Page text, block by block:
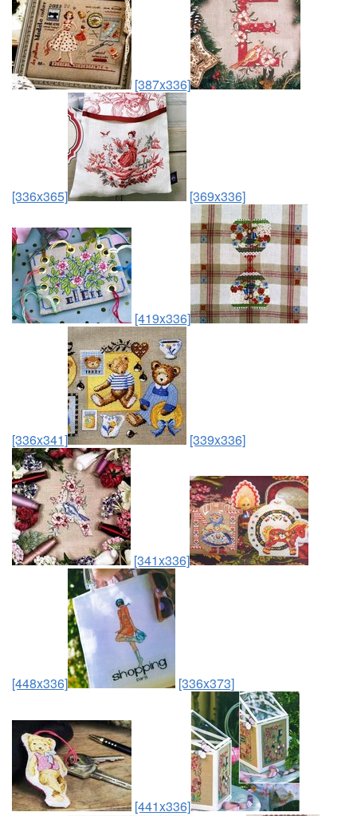
[387x336]
[336x365] [369x336]
[419x336]
[336x341] [339x336]
[341x336]
[448x336] [336x373]
[441x336]